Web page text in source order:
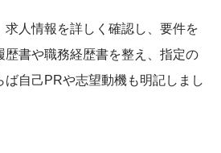
求人情報を詳しく確認し、要件を
歴書や職務経歴書を整え、指定の
ば自己PRや志望動機も明記しまし